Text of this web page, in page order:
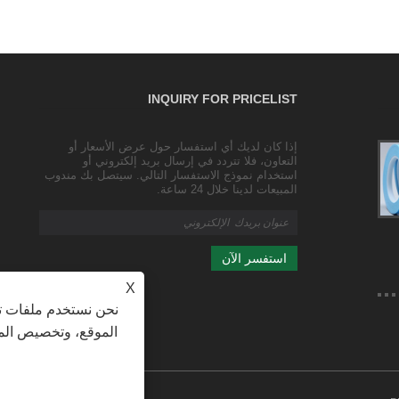
INQUIRY FOR PRICELIST
إذا كان لديك أي استفسار حول عرض الأسعار أو
التعاون، فلا تتردد في إرسال بريد إلكتروني أو
استخدام نموذج الاستفسار التالي. سيتصل بك مندوب
المبيعات لدينا خلال 24 ساعة.
شريط لاصق للتغليف والختم الشفاف/شريط
التغليف/شريط عريض
(بما في ذلك سمك اللفة 3.5 مم)
X
نحن نستخدم ملفات
الموقع، وتخصيص